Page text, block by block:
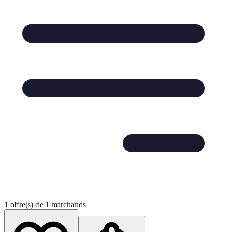
1 offre(s) de 1 marchands